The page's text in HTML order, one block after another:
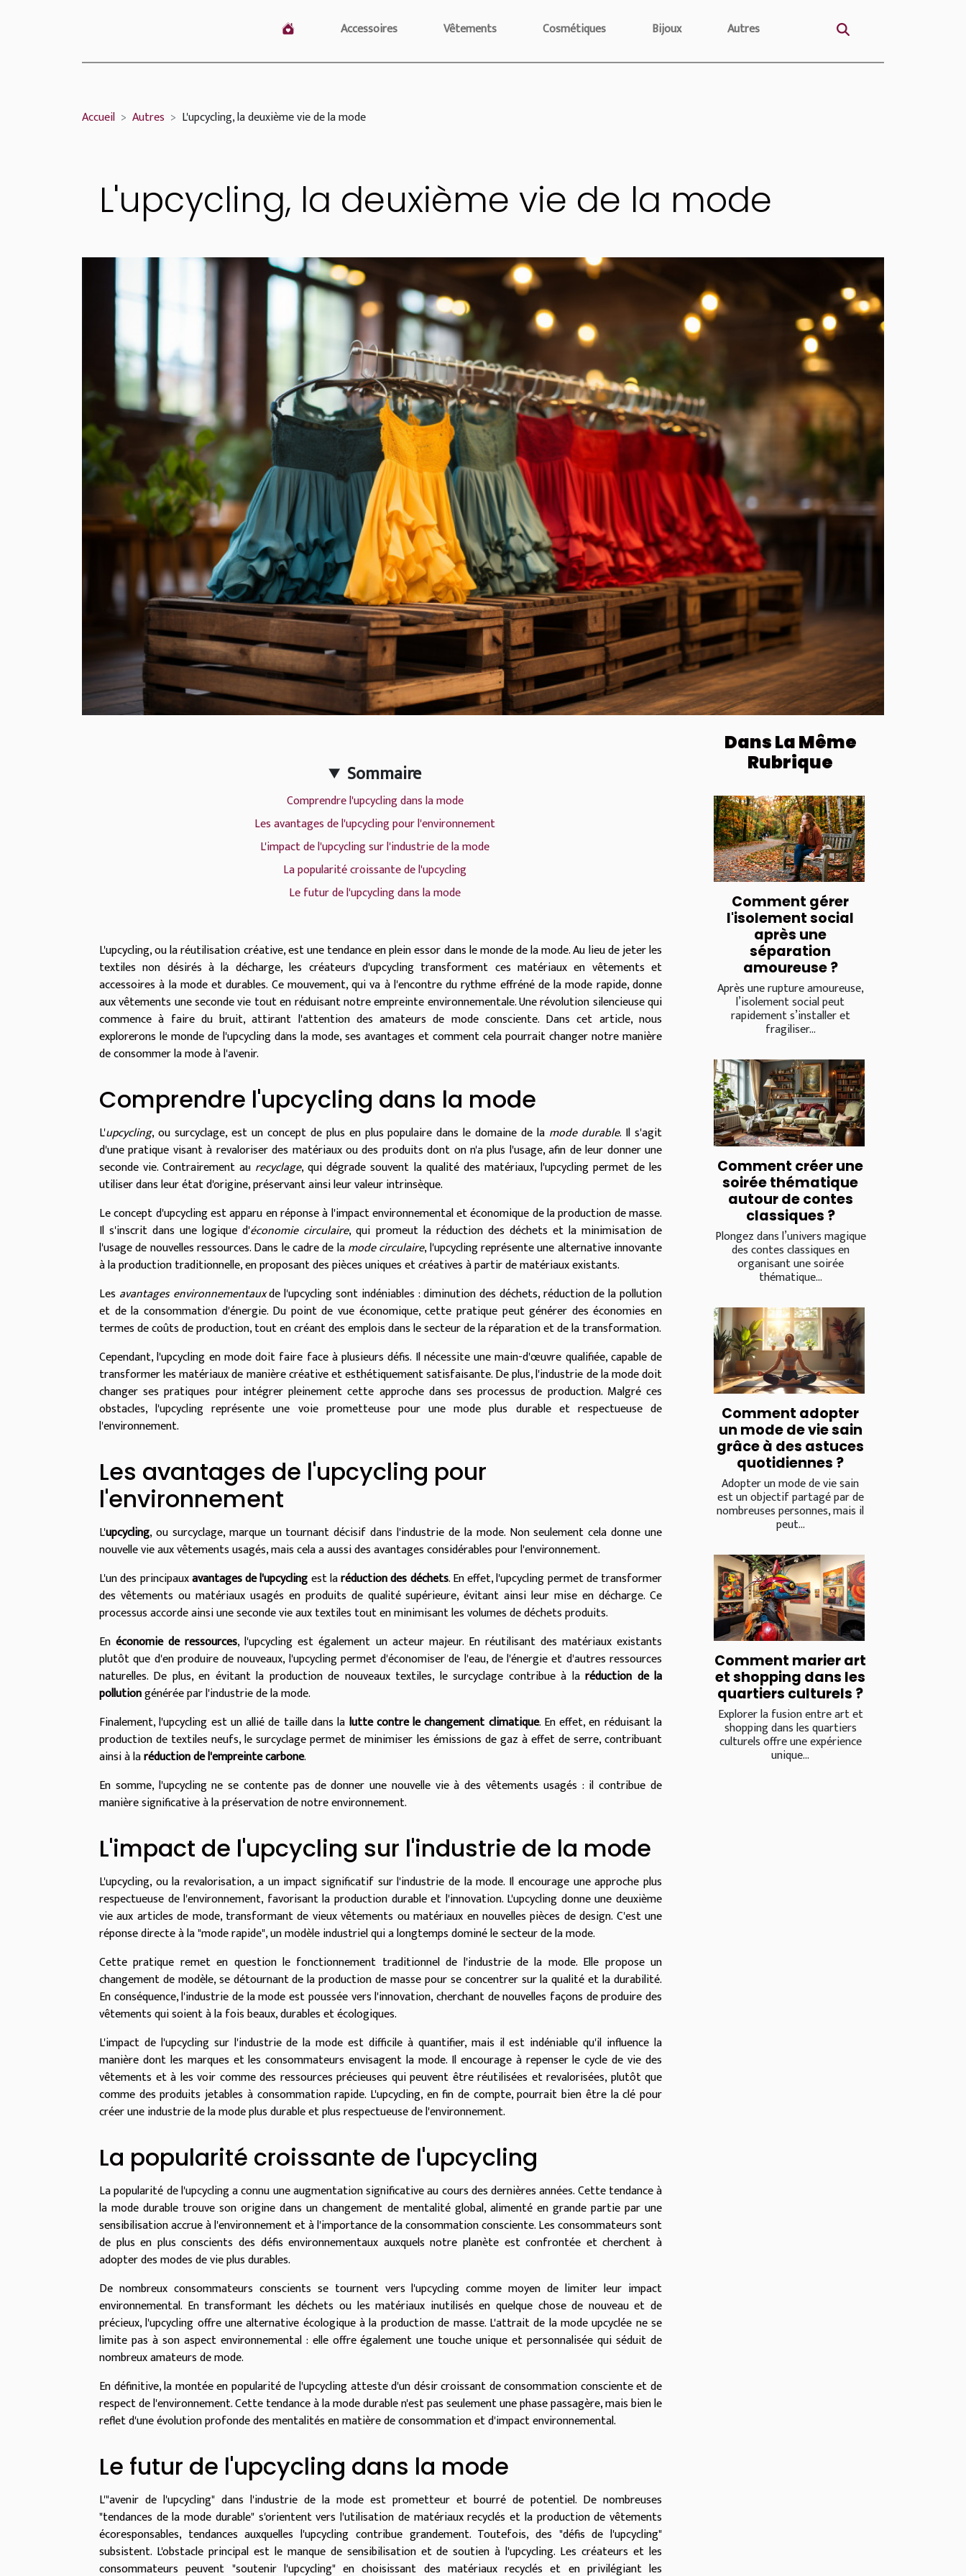
Accessoires Vêtements Cosmétiques Bijoux Autres
Accueil Autres L'upcycling, la deuxième vie de la mode
L'upcycling, la deuxième vie de la mode
Sommaire
Comprendre l'upcycling dans la mode
Les avantages de l'upcycling pour l'environnement
L'impact de l'upcycling sur l'industrie de la mode
La popularité croissante de l'upcycling
Le futur de l'upcycling dans la mode
L'upcycling, ou la réutilisation créative, est une tendance en plein essor dans le monde de la mode. Au lieu de jeter les
textiles non désirés à la décharge, les créateurs d'upcycling transforment ces matériaux en vêtements et
accessoires à la mode et durables. Ce mouvement, qui va à l'encontre du rythme effréné de la mode rapide, donne
aux vêtements une seconde vie tout en réduisant notre empreinte environnementale. Une révolution silencieuse qui
commence à faire du bruit, attirant l'attention des amateurs de mode consciente. Dans cet article, nous
explorerons le monde de l'upcycling dans la mode, ses avantages et comment cela pourrait changer notre manière
de consommer la mode à l'avenir.
Comprendre l'upcycling dans la mode
L'upcycling, ou surcyclage, est un concept de plus en plus populaire dans le domaine de la mode durable. Il s'agit
d'une pratique visant à revaloriser des matériaux ou des produits dont on n'a plus l'usage, afin de leur donner une
seconde vie. Contrairement au recyclage, qui dégrade souvent la qualité des matériaux, l'upcycling permet de les
utiliser dans leur état d'origine, préservant ainsi leur valeur intrinsèque.
Le concept d'upcycling est apparu en réponse à l'impact environnemental et économique de la production de masse.
Il s'inscrit dans une logique d'économie circulaire, qui promeut la réduction des déchets et la minimisation de
l'usage de nouvelles ressources. Dans le cadre de lamode circulaire, l'upcycling représente une alternative innovante
à la production traditionnelle, en proposant des pièces uniques et créatives à partir de matériaux existants.
Les avantages environnementauxde l'upcycling sont indéniables : diminution des déchets, réduction de la pollution
et de la consommation d'énergie. Du point de vue économique, cette pratique peut générer des économies en
termes de coûts de production, tout en créant des emplois dans le secteur de la réparation et de la transformation.
Cependant, l'upcycling en mode doit faire face à plusieurs défis. Il nécessite une main-d'œuvre qualifiée, capable de
transformer les matériaux de manière créative et esthétiquement satisfaisante. De plus, l'industrie de la mode doit
changer ses pratiques pour intégrer pleinement cette approche dans ses processus de production. Malgré ces
obstacles, l'upcycling représente une voie prometteuse pour une mode plus durable et respectueuse de
l'environnement.
Les avantages de l'upcycling pour
l'environnement
L'upcycling, ou surcyclage, marque un tournant décisif dans l'industrie de la mode. Non seulement cela donne une
nouvelle vie aux vêtements usagés, mais cela a aussi des avantages considérables pour l'environnement.
L'un des principauxavantages de l'upcyclingest laréduction des déchets. En effet, l'upcycling permet de transformer
des vêtements ou matériaux usagés en produits de qualité supérieure, évitant ainsi leur mise en décharge. Ce
processus accorde ainsi une seconde vie aux textiles tout en minimisant les volumes de déchets produits.
Enéconomie de ressources, l'upcycling est également un acteur majeur. En réutilisant des matériaux existants
plutôt que d'en produire de nouveaux, l'upcycling permet d'économiser de l'eau, de l'énergie et d'autres ressources
naturelles. De plus, en évitant la production de nouveaux textiles, le surcyclage contribue à laréduction de la
pollutiongénérée par l'industrie de la mode.
Finalement, l'upcycling est un allié de taille dans la lutte contre le changement climatique. En effet, en réduisant la
production de textiles neufs, le surcyclage permet de minimiser les émissions de gaz à effet de serre, contribuant
ainsi à laréduction de l'empreinte carbone.
En somme, l'upcycling ne se contente pas de donner une nouvelle vie à des vêtements usagés : il contribue de
manière significative à la préservation de notre environnement.
L'impact de l'upcycling sur l'industrie de la mode
L'upcycling, ou la revalorisation, a un impact significatif sur l'industrie de la mode. Il encourage une approche plus
respectueuse de l'environnement, favorisant la production durable et l'innovation. L'upcycling donne une deuxième
vie aux articles de mode, transformant de vieux vêtements ou matériaux en nouvelles pièces de design. C'est une
réponse directe à la "mode rapide", un modèle industriel qui a longtemps dominé le secteur de la mode.
Cette pratique remet en question le fonctionnement traditionnel de l'industrie de la mode. Elle propose un
changement de modèle, se détournant de la production de masse pour se concentrer sur la qualité et la durabilité.
En conséquence, l'industrie de la mode est poussée vers l'innovation, cherchant de nouvelles façons de produire des
vêtements qui soient à la fois beaux, durables et écologiques.
L'impact de l'upcycling sur l'industrie de la mode est difficile à quantifier, mais il est indéniable qu'il influence la
manière dont les marques et les consommateurs envisagent la mode. Il encourage à repenser le cycle de vie des
vêtements et à les voir comme des ressources précieuses qui peuvent être réutilisées et revalorisées, plutôt que
comme des produits jetables à consommation rapide. L'upcycling, en fin de compte, pourrait bien être la clé pour
créer une industrie de la mode plus durable et plus respectueuse de l'environnement.
La popularité croissante de l'upcycling
La popularité de l'upcycling a connu une augmentation significative au cours des dernières années. Cette tendance à
la mode durable trouve son origine dans un changement de mentalité global, alimenté en grande partie par une
sensibilisation accrue à l'environnement et à l'importance de la consommation consciente. Les consommateurs sont
de plus en plus conscients des défis environnementaux auxquels notre planète est confrontée et cherchent à
adopter des modes de vie plus durables.
De nombreux consommateurs conscients se tournent vers l'upcycling comme moyen de limiter leur impact
environnemental. En transformant les déchets ou les matériaux inutilisés en quelque chose de nouveau et de
précieux, l'upcycling offre une alternative écologique à la production de masse. L'attrait de la mode upcyclée ne se
limite pas à son aspect environnemental : elle offre également une touche unique et personnalisée qui séduit de
nombreux amateurs de mode.
En définitive, la montée en popularité de l'upcycling atteste d'un désir croissant de consommation consciente et de
respect de l'environnement. Cette tendance à la mode durable n'est pas seulement une phase passagère, mais bien le
reflet d'une évolution profonde des mentalités en matière de consommation et d'impact environnemental.
Le futur de l'upcycling dans la mode
L'"avenir de l'upcycling" dans l'industrie de la mode est prometteur et bourré de potentiel. De nombreuses
"tendances de la mode durable" s'orientent vers l'utilisation de matériaux recyclés et la production de vêtements
écoresponsables, tendances auxquelles l'upcycling contribue grandement. Toutefois, des "défis de l'upcycling"
subsistent. L'obstacle principal est le manque de sensibilisation et de soutien à l'upcycling. Les créateurs et les
consommateurs peuvent "soutenir l'upcycling" en choisissant des matériaux recyclés et en privilégiant les
Dans La Même
Rubrique
Comment gérer
l'isolement social
après une
séparation
amoureuse ?
Après une rupture amoureuse,
l’isolement social peut
rapidement s’installer et
fragiliser...
Comment créer une
soirée thématique
autour de contes
classiques ?
Plongez dans l’univers magique
des contes classiques en
organisant une soirée
thématique...
Comment adopter
un mode de vie sain
grâce à des astuces
quotidiennes ?
Adopter un mode de vie sain
est un objectif partagé par de
nombreuses personnes, mais il
peut...
Comment marier art
et shopping dans les
quartiers culturels ?
Explorer la fusion entre art et
shopping dans les quartiers
culturels offre une expérience
unique...